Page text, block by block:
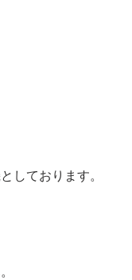
しております。